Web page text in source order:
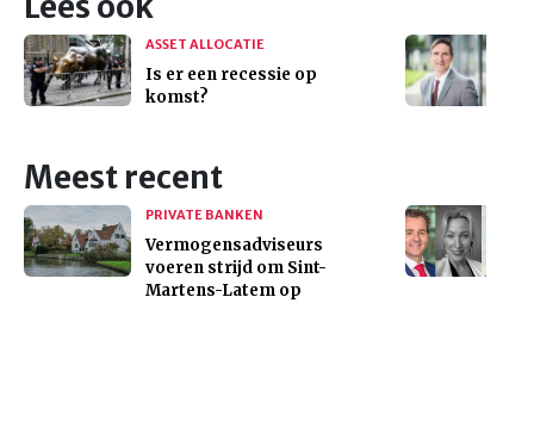
ASSET ALLOCATIE
Is er een recessie op
komst?
Meest recent
PRIVATE BANKEN
Vermogensadviseurs
voeren strijd om Sint-
Martens-Latem op